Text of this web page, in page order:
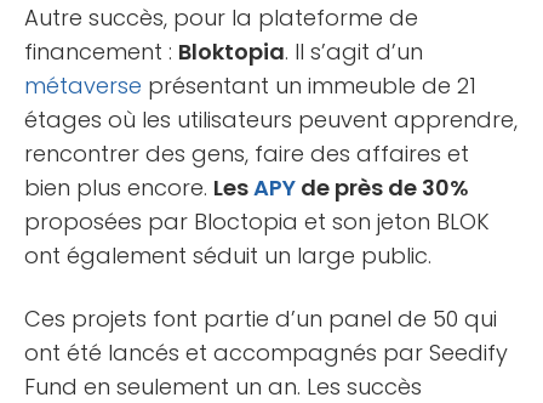
Autre succès, pour la plateforme de
financement : Bloktopia. Il s’agit d’un
métaverse présentant un immeuble de 21
étages où les utilisateurs peuvent apprendre,
rencontrer des gens, faire des affaires et
bien plus encore. LesAPY de près de 30%
proposées par Bloctopia et son jeton BLOK
ont également séduit un large public.
Ces projets font partie d’un panel de 50 qui
ont été lancés et accompagnés par Seedify
Fund en seulement un an. Les succès